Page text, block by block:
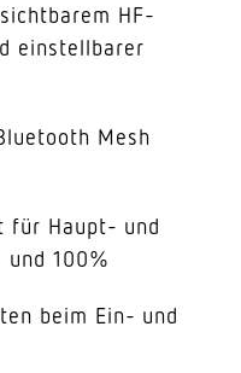
HF-
einstellbarer
Mesh
für Haupt- und
und 100%
beim Ein- und